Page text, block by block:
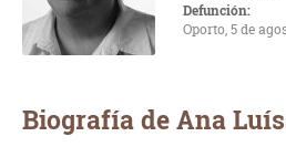
Defunción:
Oporto, 5 de
Biografía de Ana